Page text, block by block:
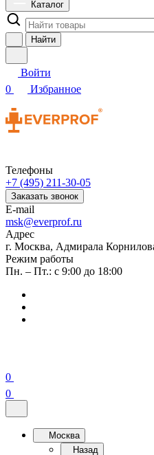
Каталог
Найти
Войти
0
Избранное
Телефоны
+7 (495) 211-30-05
Заказать звонок
E-mail
msk@everprof.ru
Адрес
г. Москва, Адмирала
Режим работы
Пн. – Пт.: с 9:00 до 18:00
0
0
Москва
Назад